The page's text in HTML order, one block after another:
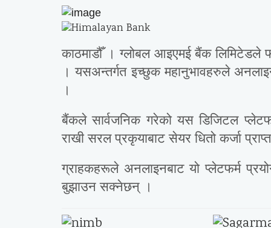
काठमाडौँ । ग्लोबल आइएमई बैंक लिमिटेडले
। यसअन्तर्गत इच्छुक महानुभावहरुले
।
बैंकले सार्वजनिक गरेको यस डिजिटल
राखी सरल प्रकृयाबाट सेयर धितो कर्जा
ग्राहकहरूले अनलाइनबाट यो प्लेटफर्म
बुझाउन सक्नेछन् ।